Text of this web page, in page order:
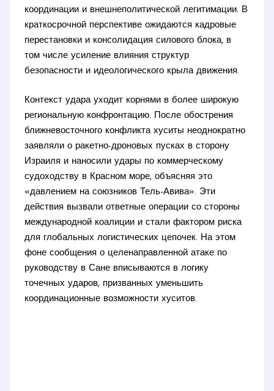
координации и внешнеполитической легитимации. В
краткосрочной перспективе ожидаются кадровые
перестановки и консолидация силового блока, в
том числе усиление влияния структур
безопасности и идеологического крыла движения.
Контекст удара уходит корнями в более широкую
региональную конфронтацию. После обострения
ближневосточного конфликта хуситы неоднократно
заявляли о ракетно-дроновых пусках в сторону
Израиля и наносили удары по коммерческому
судоходству в Красном море, объясняя это
«давлением на союзников Тель-Авива». Эти
действия вызвали ответные операции со стороны
международной коалиции и стали фактором риска
для глобальных логистических цепочек. На этом
фоне сообщения о целенаправленной атаке по
руководству в Сане вписываются в логику
точечных ударов, призванных уменьшить
координационные возможности хуситов.